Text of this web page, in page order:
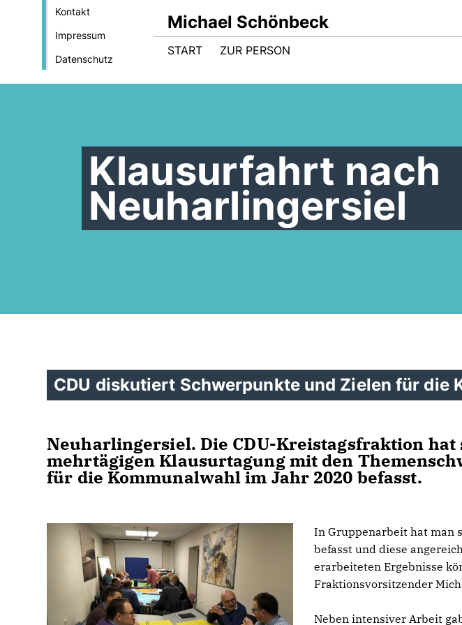
Kontakt
Impressum
Datenschutz
Michael Schönbeck
START ZUR PERSON
Klausurfahrt nach
Neuharlingersiel
CDU diskutiert Schwerpunkte und Zielen für die
Neuharlingersiel. Die CDU-Kreistagsfraktion
mehrtägigen Klausurtagung mit den
für die Kommunalwahl im Jahr 2020 befasst.
In Gruppenarbeit hat man
befasst und diese
erarbeiteten Ergebnisse
Fraktionsvorsitzender
Neben intensiver Arbeit